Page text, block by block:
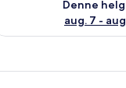
Denne
aug. 7 -
og sengetøy
Dobbeltrom |